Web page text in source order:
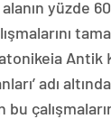
yüzde
Antik
adı